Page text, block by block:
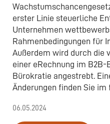
erster Linie steuerliche
Unternehmen
Rahmenbedingungen für
Außerdem wird durch die
einer eRechnung im B2B-
Bürokratie angestrebt.
Änderungen finden Sie
06.05.2024